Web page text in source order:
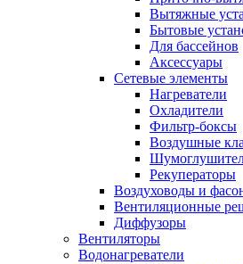
Вытяжные
Бытовые
Для бассейнов
Аксессуары
Сетевые элементы
Нагреватели
Охладители
Фильтр-боксы
Воздушные
Рекуператоры
Воздуховоды и
Вентиляционные
Диффузоры
Вентиляторы
Водонагреватели